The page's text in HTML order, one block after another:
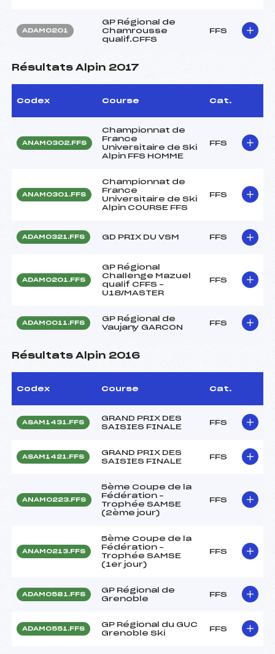
ADAM0201
GP Régional de
Chamrousse
qualif.CFFS
FFS
Résultats Alpin 2017
Codex Course Cat.
ANAM0302.FFS
Championnat de
France
Universitaire de Ski
Alpin FFS HOMME
FFS
ANAM0301.FFS
Championnat de
France
Universitaire de Ski
Alpin COURSE FFS
FFS
ADAM0321.FFS GD PRIX DU VSM FFS
ADAM0201.FFS
GP Régional
Challenge Mazuel
qualif CFFS –
U18/MASTER
FFS
ADAM0011.FFS
GP Régional de
Vaujany GARCON
FFS
Résultats Alpin 2016
Codex Course Cat.
ASAM1431.FFS
GRAND PRIX DES
SAISIES FINALE
FFS
ASAM1421.FFS
GRAND PRIX DES
SAISIES FINALE
FFS
ANAM0223.FFS
5ème Coupe de la
Fédération –
Trophée SAMSE
(2ème jour)
FFS
ANAM0213.FFS
5ème Coupe de la
Fédération –
Trophée SAMSE
(1er jour)
FFS
ADAM0581.FFS
GP Régional de
Grenoble
FFS
ADAM0551.FFS
GP Régional du GUC
Grenoble Ski
FFS